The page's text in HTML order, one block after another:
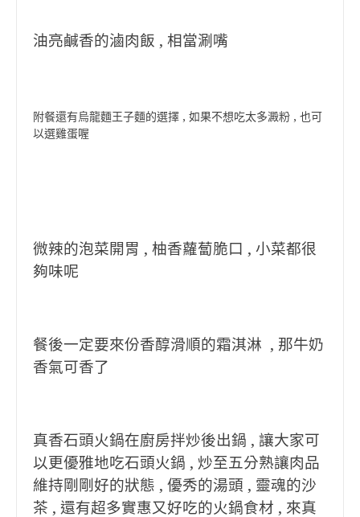
油亮鹹香的滷肉飯 , 相當涮嘴
附餐還有烏龍麵王子麵的選擇 , 如果不想吃太多澱粉 , 也可
以選雞蛋喔
微辣的泡菜開胃 , 柚香蘿蔔脆口 , 小菜都很
夠味呢
餐後一定要來份香醇滑順的霜淇淋 , 那牛奶
香氣可香了
真香石頭火鍋在廚房拌炒後出鍋 , 讓大家可
以更優雅地吃石頭火鍋 , 炒至五分熟讓肉品
維持剛剛好的狀態 , 優秀的湯頭 , 靈魂的沙
茶 , 還有超多實惠又好吃的火鍋食材 , 來真